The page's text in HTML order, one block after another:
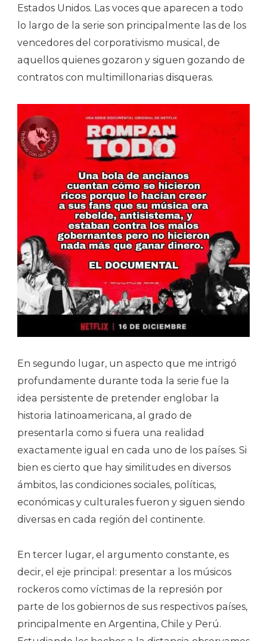
Estados Unidos. Las voces que aparecen a todo
lo largo de la serie son principalmente las de los
vencedores del corporativismo musical, de
aquellos quienes gozaron y siguen gozando de
contratos con multimillonarias disqueras.
En segundo lugar, un aspecto que me intrigó
profundamente durante toda la serie fue la
idea persistente de pretender englobar la
historia latinoamericana, al grado de
presentarla como si fuera una realidad
exactamente igual en cada uno de los países. Si
bien es cierto que hay similitudes en diversos
ámbitos, las condiciones sociales, políticas,
económicas y culturales fueron y siguen siendo
diversas en cada región del continente.
En tercer lugar, el argumento constante, es
decir, el eje principal: presentar a los músicos
rockeros como víctimas de la represión por
parte de los gobiernos de sus respectivos países,
principalmente en Argentina, Chile y Perú.